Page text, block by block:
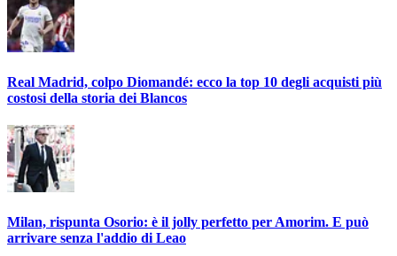
Real Madrid, colpo Diomandé: ecco la top 10 degli acquisti più
costosi della storia dei Blancos
Milan, rispunta Osorio: è il jolly perfetto per Amorim. E può
arrivare senza l'addio di Leao